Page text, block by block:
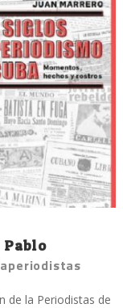
de la Periodistas de